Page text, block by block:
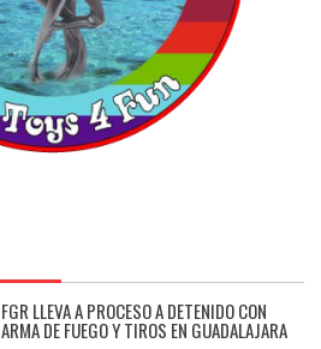
FGR LLEVA A PROCESO A DETENIDO CON
ARMA DE FUEGO Y TIROS EN GUADALAJARA